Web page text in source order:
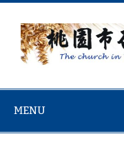
Skip
content
MENU